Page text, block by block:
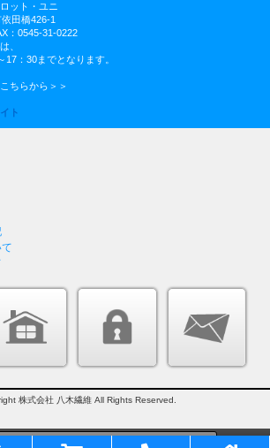
ット・ユニ
田橋426-1
0545-31-0222
、
17：30までとなります。
ちらから＞＞
ト
株式会社 八木繊維 All Rights Reserved.